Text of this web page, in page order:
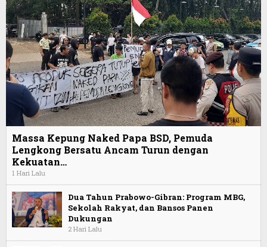
Massa Kepung Naked Papa BSD, Pemuda
Lengkong Bersatu Ancam Turun dengan
Kekuatan…
1 Hari Lalu
Dua Tahun Prabowo-Gibran: Program MBG,
Sekolah Rakyat, dan Bansos Panen
Dukungan
2 Hari Lalu